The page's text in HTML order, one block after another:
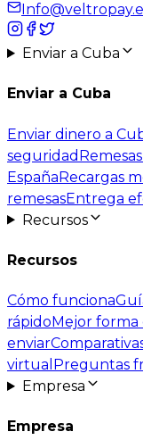
Enviar a Cuba
Enviar a Cuba
Enviar dinero a
seguridad
EspañaRecargas
remesasEntrega
Recursos
Recursos
Cómo funciona
rápidoMejor forma
enviar
virtual Preguntas
Empresa
Empresa